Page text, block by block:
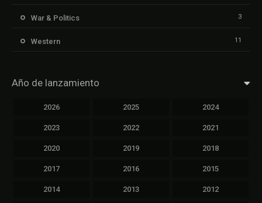
War & Politics 3
Western 11
Año de lanzamiento
2026 2025 2024
2023 2022 2021
2020 2019 2018
2017 2016 2015
2014 2013 2012